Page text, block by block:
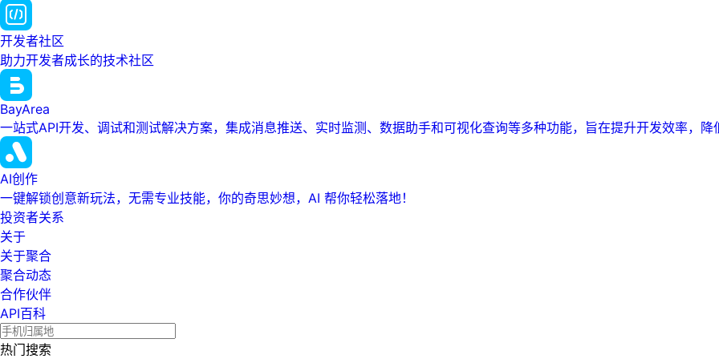
开发者社区
助力开发者成长的技术社区
BayArea
一站式API开发、调试和测试解决方案，集成消息推送、实时监测、数据助手和可视化查询等多种功能，旨在提升开发效率，降
AI创作
一键解锁创意新玩法，无需专业技能，你的奇思妙想，AI 帮你轻松落地！
投资者关系
关于
关于聚合
聚合动态
合作伙伴
API百科
热门搜索